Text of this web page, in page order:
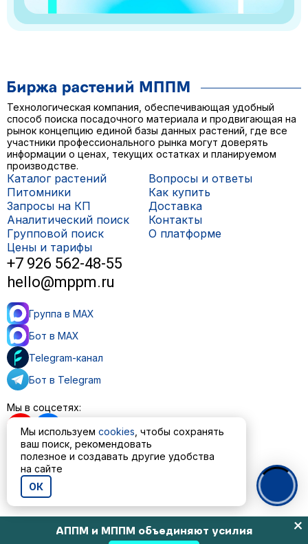
АППМ и МППМ объединяют усилия
Технологическая компания, обеспечивающая удобный
способ поиска посадочного материала и продвигающая на
рынок концепцию единой базы данных растений, где все
участники профессионального рынка могут доверять
информации о ценах, текущих остатках и планируемом
производстве.
Каталог растений
Питомники
Запросы на КП
Аналитический поиск
Групповой поиск
Цены и тарифы
Вопросы и ответы
Как купить
Доставка
Контакты
О платформе
+7 926 562-48-55
hello@mppm.ru
Группа в MAX
Бот в MAX
Telegram-канал
Бот в Telegram
Мы в соцсетях:
Пользовательское соглашение
Политика обработки персональных данных
© ООО «МППМ» 2023—2026
Мы используем cookies , чтобы сохранять
ваш поиск, рекомендовать
полезное и создавать другие удобства
на сайте
ОК